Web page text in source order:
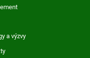
a výzvy